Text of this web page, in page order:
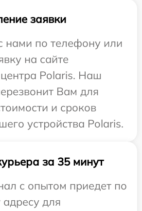
заявки
нами по телефону или
на сайте
Polaris. Наш
Вам для
и сроков
устройства Polaris.
за 35 минут
с опытом приедет по
для